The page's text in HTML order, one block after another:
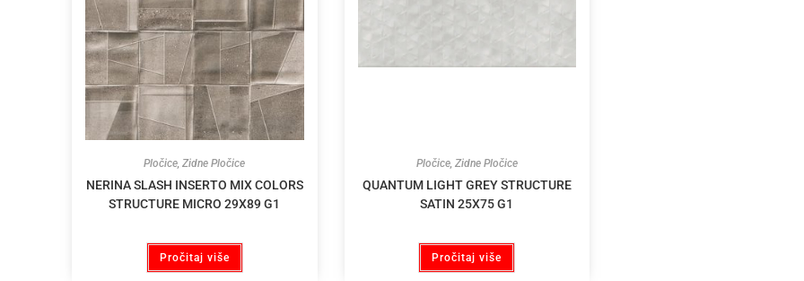
Pločice,Zidne Pločice
NERINA SLASH INSERTO MIX COLORS
STRUCTURE MICRO 29X89 G1
Pročitaj više
Pločice, Zidne Pločice
QUANTUM LIGHT GREY STRUCTURE
SATIN 25X75 G1
Pročitaj više